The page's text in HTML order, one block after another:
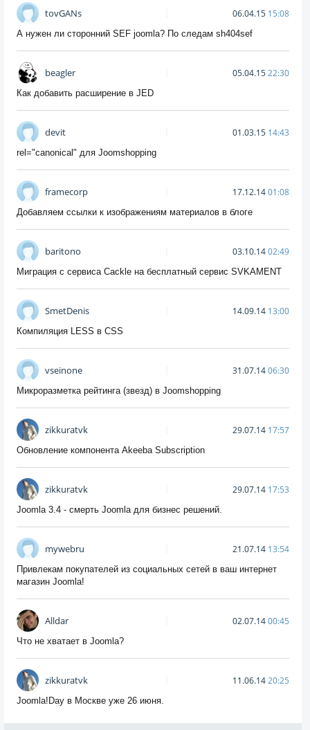
tovGANs 06.04.15 15:08
А нужен ли сторонний SEF joomla? По следам sh404sef
beagler 05.04.1522:30
Как добавить расширение в JED
devit 01.03.15 14:43
rel="canonical" для Joomshopping
framecorp 17.12.1401:08
Добавляем ссылки к изображениям материалов в блоге
baritono 03.10.1402:49
Миграция с сервиса Cackle на бесплатный сервис SVKAMENT
SmetDenis 14.09.14 13:00
Компиляция LESS в CSS
vseinone 31.07.1406:30
Микроразметка рейтинга (звезд) в Joomshopping
zikkuratvk 29.07.14 17:57
Обновление компонента Akeeba Subscription
zikkuratvk 29.07.14 17:53
Joomla 3.4 - смерть Joomla для бизнес решений.
mywebru 21.07.14 13:54
Привлекам покупателей из социальных сетей в ваш интернет
магазин Joomla!
Alldar 02.07.1400:45
Что не хватает в Joomla?
zikkuratvk 11.06.1420:25
Joomla!Day в Москве уже 26 июня.